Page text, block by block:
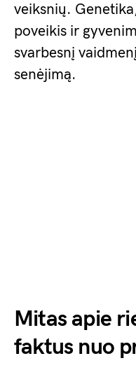
veiksnių.
poveikis ir
svarbesnį
senėjimą.
Mitas apie
faktus nuo